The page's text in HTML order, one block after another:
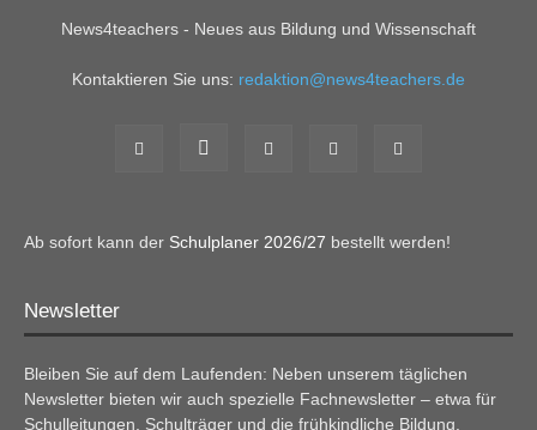
News4teachers - Neues aus Bildung und Wissenschaft
Kontaktieren Sie uns: redaktion@news4teachers.de
Ab sofort kann der Schulplaner 2026/27 bestellt werden!
Newsletter
Bleiben Sie auf dem Laufenden: Neben unserem täglichen
Newsletter bieten wir auch spezielle Fachnewsletter – etwa für
Schulleitungen, Schulträger und die frühkindliche Bildung.